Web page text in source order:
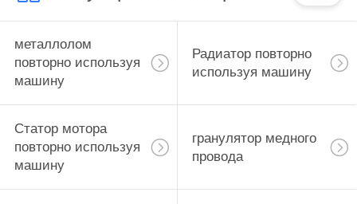
металлолом
повторно используя
машину
Радиатор повторно
используя машину
Статор мотора
повторно используя
машину
гранулятор медного
провода